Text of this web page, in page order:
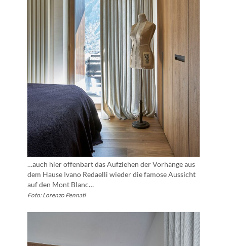
…auch hier offenbart das Aufziehen der Vorhänge aus
dem Hause Ivano Redaelli wieder die famose Aussicht
auf den Mont Blanc…
Foto: Lorenzo Pennati